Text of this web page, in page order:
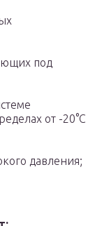
под
от -20°С
давления;